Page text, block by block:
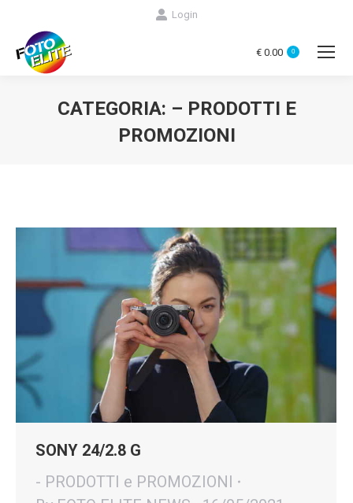
Login
€ 0.00 0
CATEGORIA: – PRODOTTI E
PROMOZIONI
SONY 24/2.8 G
- PRODOTTI e PROMOZIONI